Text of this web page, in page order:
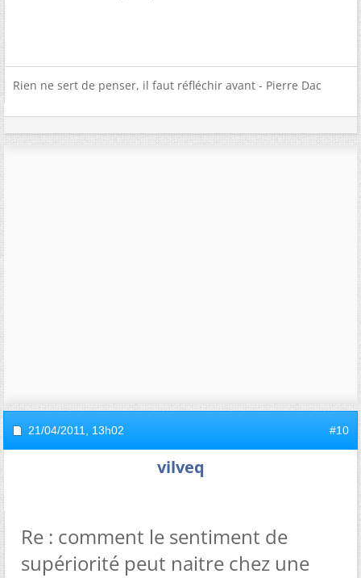
Rien ne sert de penser, il faut réfléchir avant - Pierre Dac
21/04/2011, 13h02 #10
vilveq
Re : comment le sentiment de
supériorité peut naitre chez une